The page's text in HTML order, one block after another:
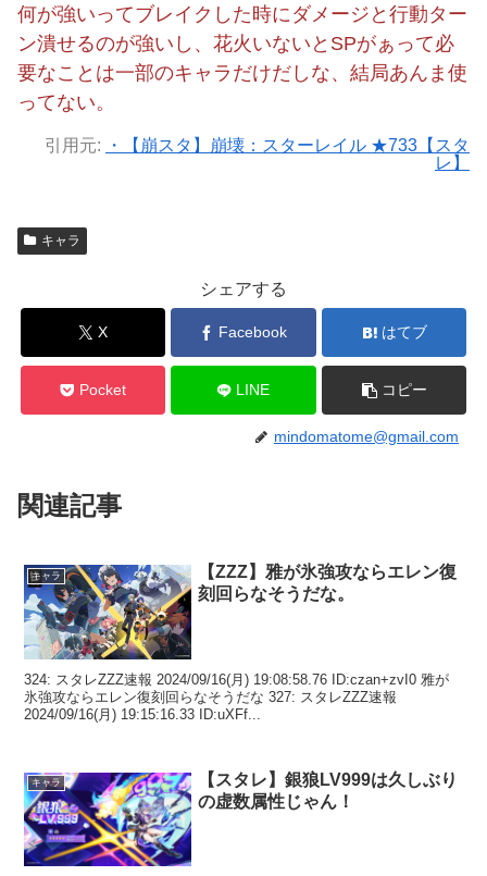
何が強いってブレイクした時にダメージと行動ター
ン潰せるのが強いし、花火いないとSPがぁって必
要なことは一部のキャラだけだしな、結局あんま使
ってない。
引用元:
・【崩スタ】崩壊：スターレイル ★733【スタ
レ】
キャラ
シェアする
X Facebook はてブ
Pocket LINE コピー
mindomatome@gmail.com
関連記事
キャラ
【ZZZ】雅が氷強攻ならエレン復
刻回らなそうだな。
324: スタレZZZ速報 2024/09/16(月) 19:08:58.76 ID:czan+zvI0 雅が
氷強攻ならエレン復刻回らなそうだな 327: スタレZZZ速報
2024/09/16(月) 19:15:16.33 ID:uXFf...
キャラ
【スタレ】銀狼LV999は久しぶり
の虚数属性じゃん！